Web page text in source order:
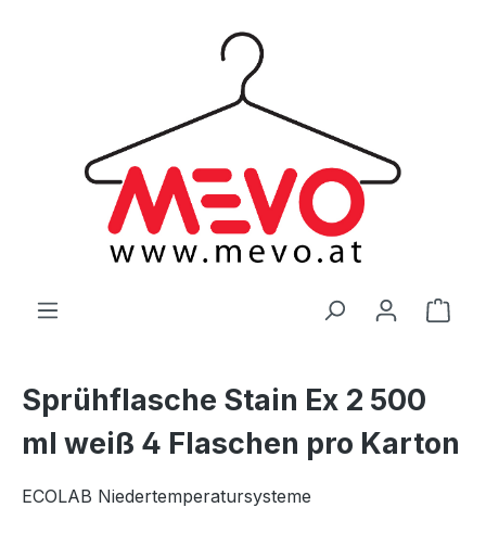
Sprühflasche Stain Ex 2 500
ml weiß 4 Flaschen pro Karton
ECOLAB Niedertemperatursysteme